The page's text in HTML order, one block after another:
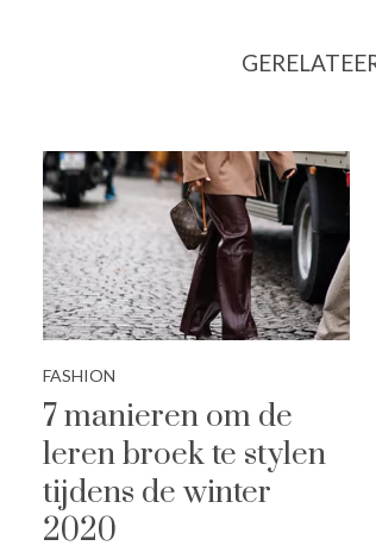
FASHION
7 manieren om de
leren broek te stylen
tijdens de winter
2020